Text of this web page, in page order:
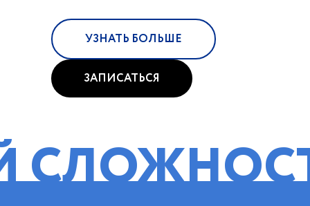
УЗНАТЬ БОЛЬШЕ
ЗАПИСАТЬСЯ